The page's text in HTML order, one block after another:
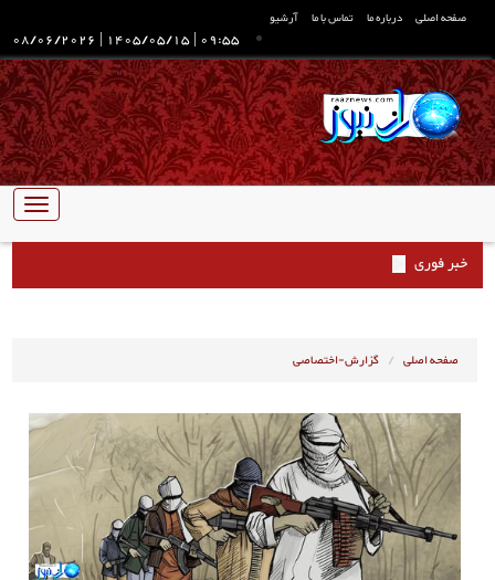
صفحه اصلی درباره ما تماس با ما آرشیو
09:55
|
1405/05/15
|
08/06/2026
تبدیل
ناوبری
خبر فوری
صفحه اصلی گزارش-اختصاصی